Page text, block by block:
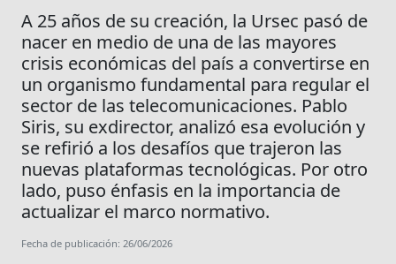
A 25 años de su creación, la Ursec pasó de
nacer en medio de una de las mayores
crisis económicas del país a convertirse en
un organismo fundamental para regular el
sector de las telecomunicaciones. Pablo
Siris, su exdirector, analizó esa evolución y
se refirió a los desafíos que trajeron las
nuevas plataformas tecnológicas. Por otro
lado, puso énfasis en la importancia de
actualizar el marco normativo.
Fecha de publicación: 26/06/2026